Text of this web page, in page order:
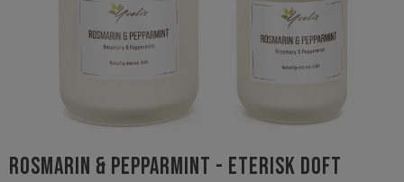
Rosmarin & Pepparmint - Eterisk doft